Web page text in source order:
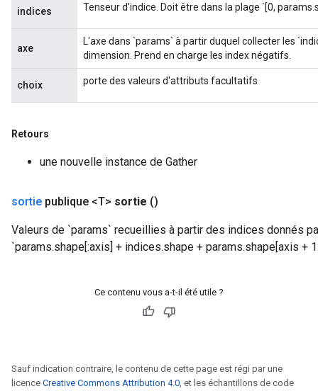
indices Tenseur d'indice. Doit être dans la plage `[0,
axe
L'axe dans `params` à partir duquel collecter les
dimension. Prend en charge les index négatifs.
choix porte des valeurs d'attributs facultatifs
Retours
une nouvelle instance de Gather
sortie publique <T> sortie ()
Valeurs de `params` recueillies à partir des indices donnés
`params.shape[:axis] + indices.shape + params.shape[axis +
Ce contenu vous a-t-il été utile ?
Sauf indication contraire, le contenu de cette page est régi par une
licence Creative Commons Attribution 4.0 , et les échantillons de code